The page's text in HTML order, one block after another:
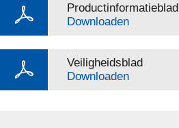
Productinformatieblad
Downloaden
Veiligheidsblad
Downloaden